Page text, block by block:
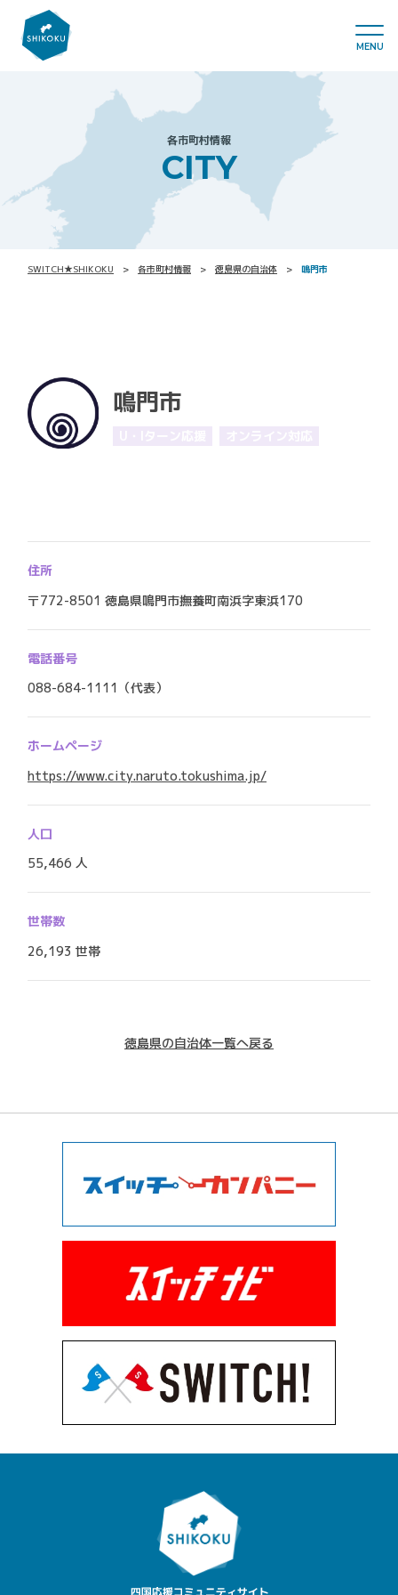
MENU
各市町村情報
CITY
SWITCH★SHIKOKU 各市町村情報 徳島県の自治体 鳴門市
鳴門市
住所
〒772-8501 徳島県鳴門市撫養町南浜字東浜170
電話番号
088-684-1111（代表）
ホームページ
https://www.city.naruto.tokushima.jp/
人口
55,466 人
世帯数
26,193 世帯
徳島県の自治体一覧へ戻る